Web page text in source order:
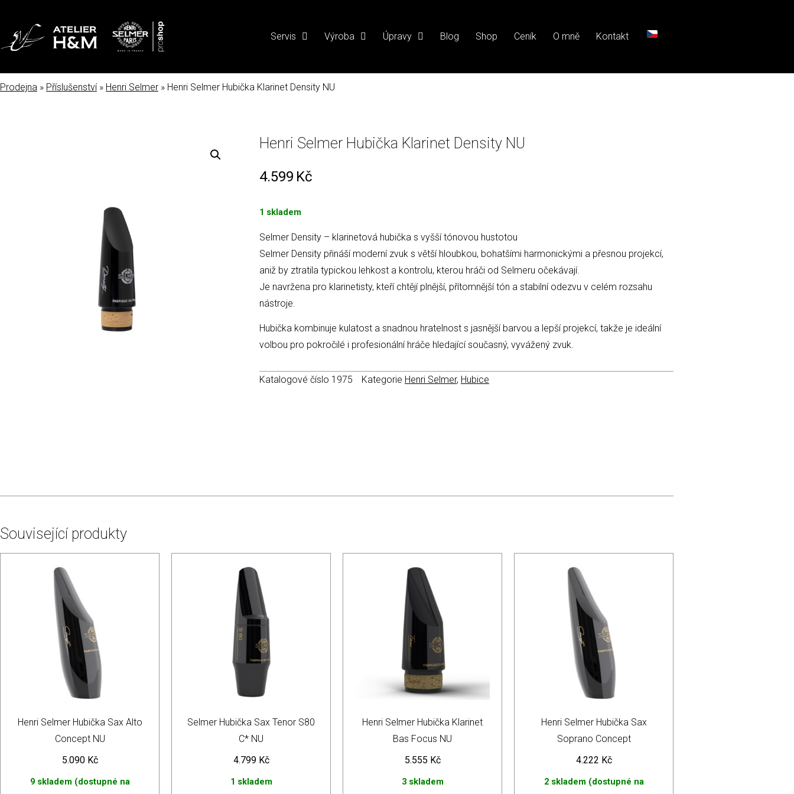
Servis Výroba Úpravy Blog Shop Ceník O mně Kontakt
Prodejna » Příslušenství» Henri Selmer » Henri Selmer Hubička Klarinet Density NU
Henri Selmer Hubička Klarinet Density NU
4.599 Kč
1 skladem
Selmer Density – klarinetová hubička s vyšší tónovou hustotou
Selmer Density přináší moderní zvuk s větší hloubkou, bohatšími harmonickými a přesnou projekcí,
aniž by ztratila typickou lehkost a kontrolu, kterou hráči od Selmeru očekávají.
Je navržena pro klarinetisty, kteří chtějí plnější, přítomnější tón a stabilní odezvu v celém rozsahu
nástroje.
Hubička kombinuje kulatost a snadnou hratelnost s jasnější barvou a lepší projekcí, takže je ideální
volbou pro pokročilé i profesionální hráče hledající současný, vyvážený zvuk.
Katalogové číslo 1975 Kategorie Henri Selmer, Hubice
Související produkty
Henri Selmer Hubička Sax Alto
Concept NU
5.090 Kč
9 skladem (dostupné na
Selmer Hubička Sax Tenor S80
C* NU
4.799 Kč
1 skladem
Henri Selmer Hubička Klarinet
Bas Focus NU
5.555 Kč
3 skladem
Henri Selmer Hubička Sax
Soprano Concept
4.222 Kč
2 skladem (dostupné na